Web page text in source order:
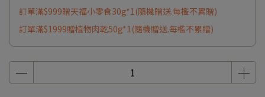
訂單滿$999贈天福小零食30g*1(隨機贈送.每檻不累贈)
訂單滿$1999贈植物肉乾50g*1(隨機贈送.每檻不累贈)